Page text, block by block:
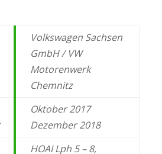
Volkswagen Sachsen
GmbH /VW
Motorenwerk
Chemnitz
Oktober 2017
Dezember 2018
HOAILph5 – 8,